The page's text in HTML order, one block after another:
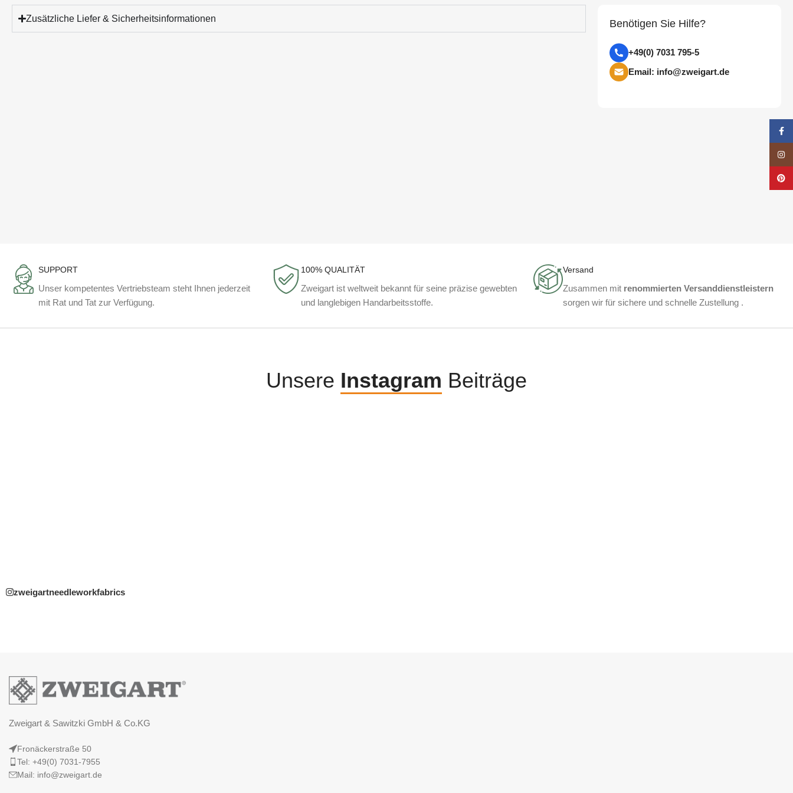
Zusätzliche Liefer & Sicherheitsinformationen Benötigen Sie Hilfe?
+49(0) 7031 795-5
Email: info@zweigart.de
SUPPORT
Unser kompetentes Vertriebsteam steht Ihnen jederzeit
mit Rat und Tat zur Verfügung.
100% QUALITÄT
Zweigart ist weltweit bekannt für seine präzise gewebten
und langlebigen Handarbeitsstoffe.
Versand
Zusammen mit renommierten Versanddienstleistern
sorgen wir für sichere und schnelle Zustellung .
Unsere Instagram Beiträge
zweigartneedleworkfabrics
Zweigart & Sawitzki GmbH & Co.KG
Fronäckerstraße 50
Tel: +49(0) 7031-7955
Mail: info@zweigart.de